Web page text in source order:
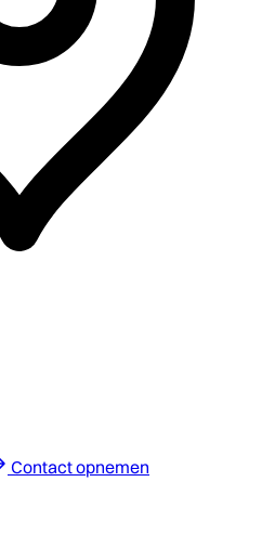
Contact opnemen